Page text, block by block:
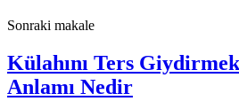
Sonraki makale
Külahını Ters
Anlamı Nedir